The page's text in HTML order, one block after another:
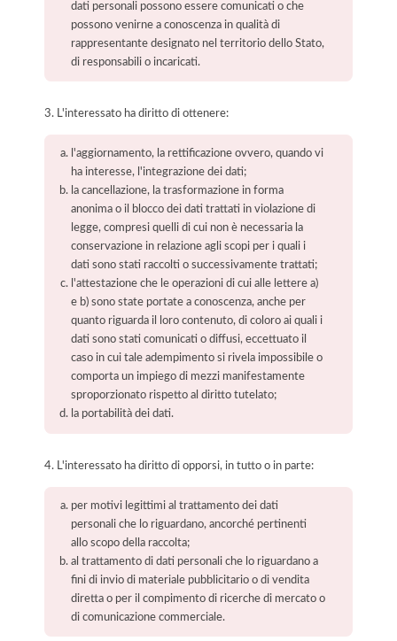
dati personali possono essere comunicati o che
possono venirne a conoscenza in qualità di
rappresentante designato nel territorio dello Stato,
di responsabili o incaricati.
3. L'interessato ha diritto di ottenere:
l'aggiornamento, la rettificazione ovvero, quando vi
ha interesse, l'integrazione dei dati;
la cancellazione, la trasformazione in forma
anonima o il blocco dei dati trattati in violazione di
legge, compresi quelli di cui non è necessaria la
conservazione in relazione agli scopi per i quali i
dati sono stati raccolti o successivamente trattati;
l'attestazione che le operazioni di cui alle lettere a)
e b) sono state portate a conoscenza, anche per
quanto riguarda il loro contenuto, di coloro ai quali i
dati sono stati comunicati o diffusi, eccettuato il
caso in cui tale adempimento si rivela impossibile o
comporta un impiego di mezzi manifestamente
sproporzionato rispetto al diritto tutelato;
la portabilità dei dati.
4. L'interessato ha diritto di opporsi, in tutto o in parte:
per motivi legittimi al trattamento dei dati
personali che lo riguardano, ancorché pertinenti
allo scopo della raccolta;
al trattamento di dati personali che lo riguardano a
fini di invio di materiale pubblicitario o di vendita
diretta o per il compimento di ricerche di mercato o
di comunicazione commerciale.